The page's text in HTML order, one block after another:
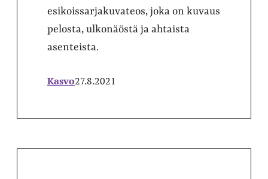
esikoissarjakuvateos, joka on kuvaus
pelosta, ulkonäöstä ja ahtaista
asenteista.
Kasvo27.8.2021